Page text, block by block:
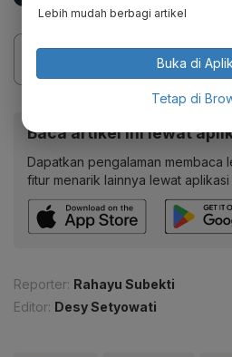
Baca artikel ini lewat
Dapatkan pengalaman membaca
fitur menarik lainnya lewat
Reporter: Rahayu Subekti
Editor: Desy Setyowati
Lebih mudah berbagi artikel
Buka di
Tetap di